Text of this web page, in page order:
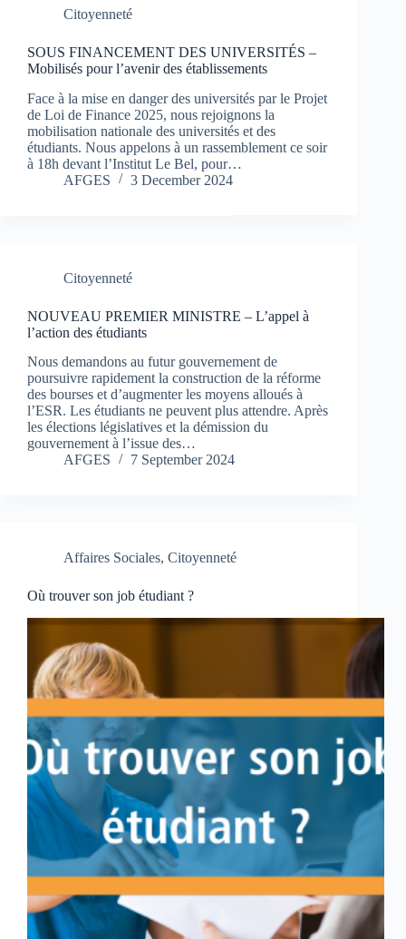
Citoyenneté
SOUS FINANCEMENT DES UNIVERSITÉS –
Mobilisés pour l’avenir des établissements
Face à la mise en danger des universités par le Projet
de Loi de Finance 2025, nous rejoignons la
mobilisation nationale des universités et des
étudiants. Nous appelons à un rassemblement ce soir
à 18h devant l’Institut Le Bel, pour…
AFGES
3 December 2024
Citoyenneté
NOUVEAU PREMIER MINISTRE – L’appel à
l’action des étudiants
Nous demandons au futur gouvernement de
poursuivre rapidement la construction de la réforme
des bourses et d’augmenter les moyens alloués à
l’ESR. Les étudiants ne peuvent plus attendre. Après
les élections législatives et la démission du
gouvernement à l’issue des…
AFGES
7 September 2024
Affaires Sociales, Citoyenneté
Où trouver son job étudiant ?